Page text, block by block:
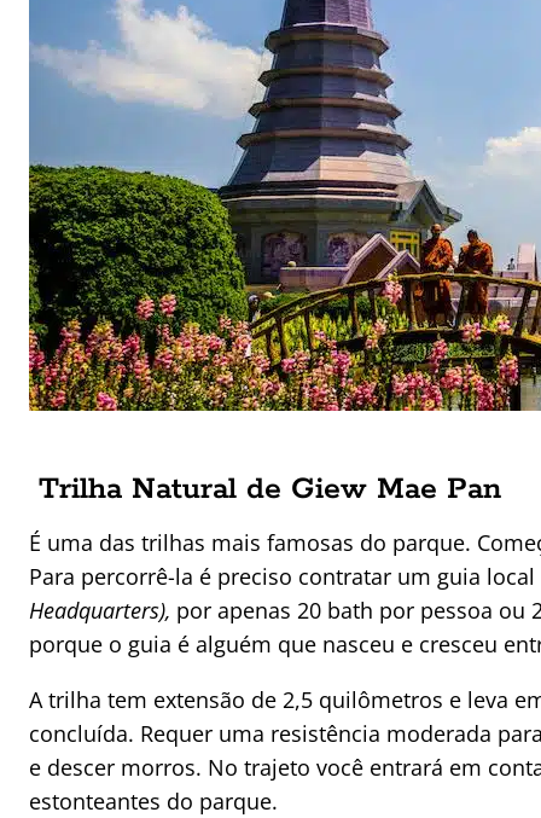
Trilha Natural de Giew Mae Pan
É uma das trilhas mais famosas do parque.
Para percorrê-la é preciso contratar um guia
Headquarters), por apenas 20 bath por pessoa ou
porque o guia é alguém que nasceu e cresceu
A trilha tem extensão de 2,5 quilômetros e leva
concluída. Requer uma resistência moderada
e descer morros. No trajeto você entrará em
estonteantes do parque.